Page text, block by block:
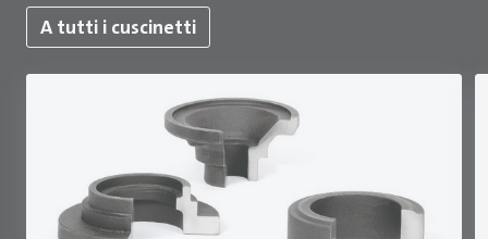
A tutti i cuscinetti